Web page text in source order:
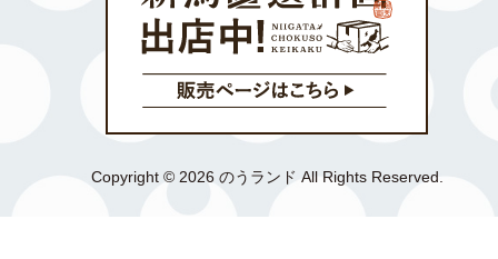
Copyright © 2026 のうランド All Rights Reserved.